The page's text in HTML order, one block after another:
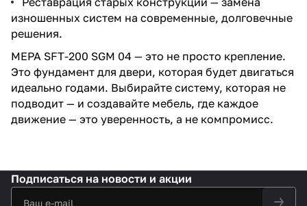
изношенных систем на современные, долговечные
решения.
MEPA SFT-200 SGM 04 — это не просто крепление.
Это фундамент для двери, которая будет двигаться
идеально годами. Выбирайте систему, которая не
подводит — и создавайте мебель, где каждое
движение — это уверенность, а не компромисс.
Подписаться на новости и акции